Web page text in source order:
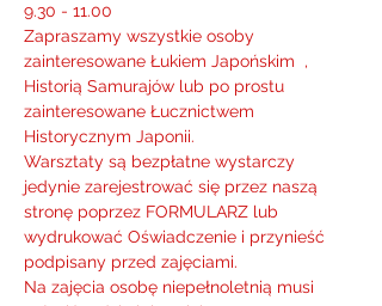
9.30 - 11.00
Zapraszamy wszystkie osoby
zainteresowane Łukiem Japońskim  ,
Historią Samurajów lub po prostu
zainteresowane Łucznictwem
Historycznym Japonii.
Warsztaty są bezpłatne wystarczy
jedynie zarejestrować się przez naszą
stronę poprzez FORMULARZ lub
wydrukować Oświadczenie i przynieść
podpisany przed zajęciami.
Na zajęcia osobę niepełnoletnią musi